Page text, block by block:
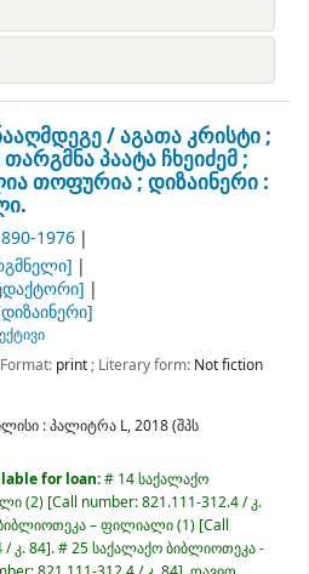
/აგათა კრისტი ;
პაატა ჩხეიძემ ;
თოფურია ; დიზაინერი :
1976
print; Literary form: Not fiction
:პალიტრა L,2018 (შპს
for loan:# 14 საქალაქო
(2) Call number:821.111-312.4 / კ.
– ფილიალი(1) Call
/ კ. 84 .# 25 საქალაქო ბიბლიოთეკა -